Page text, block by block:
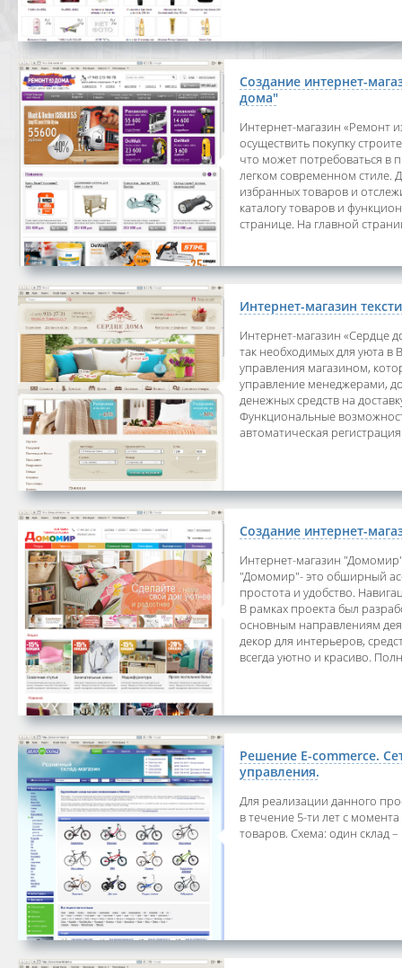
Создание интернет-
дома"
Интернет-магазин «Ремонт
осуществить покупку
что может потребоваться в
легком современном стиле.
избранных товаров и
каталогу товаров и
странице. На главной
Интернет-магазин
Интернет-магазин «Сердце
так необходимых для уюта
управления магазином,
управление менеджерами,
денежных средств на
Функциональные
автоматическая
Создание интернет-
Интернет-магазин
"Домомир"- это обширный
простота и удобство.
В рамках проекта был
основным направлениям
декор для интерьеров,
всегда уютно и красиво.
Решение E-commerce.
управления.
Для реализации данного
в течение 5-ти лет с
товаров. Схема: один склад